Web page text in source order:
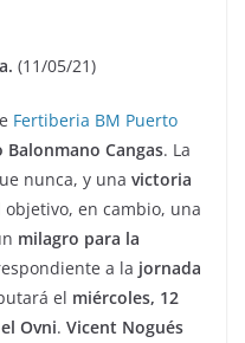
(11/05/21)
Fertiberia BM Puerto
Cangas. La
nunca, y una victoria
objetivo, en cambio, una
milagro para la
a la jornada
el miércoles, 12
Ovni. Vicent Nogués